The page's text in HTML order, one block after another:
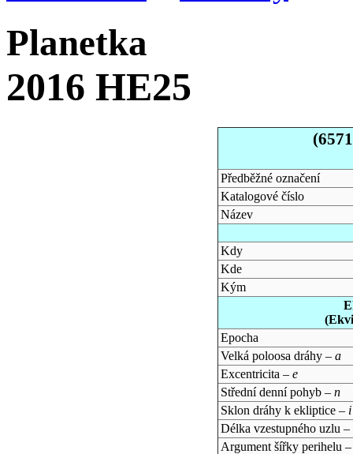
Planetka
2016 HE25
Předběžné označení
Katalogové číslo
Název
Kdy
Kde
Kým
Epocha
Velká poloosa dráhy – a
Excentricita – e
Střední denní pohyb – n
Sklon dráhy k ekliptice – i
Délka vzestupného uzlu –
Argument šířky perihelu